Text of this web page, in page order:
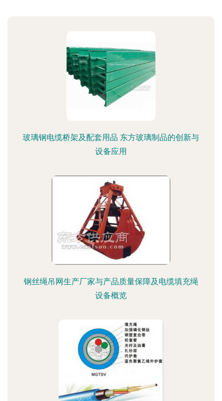
玻璃钢电缆桥架及配套用品 东方玻璃制品的创新与
设备应用
钢丝绳吊网生产厂家与产品质量保障及电缆填充绳
设备概览